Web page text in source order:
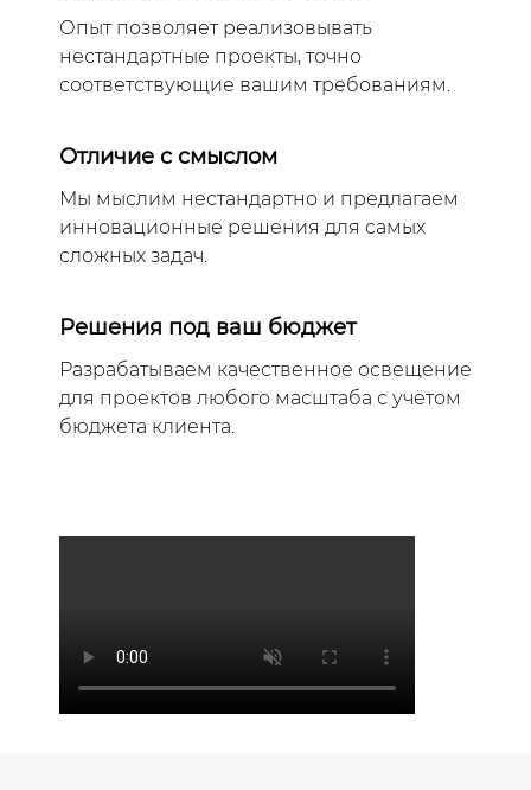
Опыт позволяет реализовывать
нестандартные проекты, точно
соответствующие вашим требованиям.
Отличие с смыслом
Мы мыслим нестандартно и предлагаем
инновационные решения для самых
сложных задач.
Решения под ваш бюджет
Разрабатываем качественное освещение
для проектов любого масштаба с учётом
бюджета клиента.